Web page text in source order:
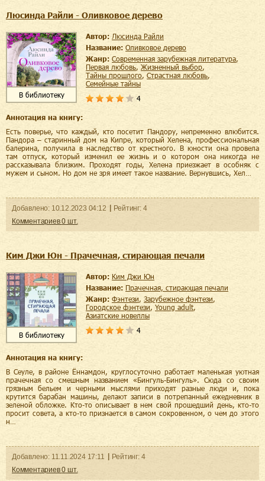
Люсинда Райли - Оливковое дерево
В библиотеку
Автор:
Люсинда Райли
Название:
Оливковое дерево
Жанр:
современная зарубежная литература,
первая любовь, жизненный выбор,
тайны прошлого, страстная любовь,
семейные тайны
4
Аннотация на книгу:
Есть поверье, что каждый, кто посетит Пандору, непременно влюбится.
Пандора – старинный дом на Кипре, который Хелена, профессиональная
балерина, получила в наследство от крестного. В юности она провела
там отпуск, который изменил ее жизнь и о котором она никогда не
рассказывала близким. Проходят годы, Хелена приезжает в особняк с
мужем и сыном. Но дом не зря имеет такое название. Вернувшись, Хел…
Добавленo: 10.12.2023 04:12 Рейтинг: 4
Комментариев0 шт.
Ким Джи Юн - Прачечная, стирающая печали
В библиотеку
Автор:
Ким Джи Юн
Название:
Прачечная, стирающая печали
Жанр:
фэнтези, зарубежное фэнтези,
городское фэнтези, young adult,
азиатские новеллы
4
Аннотация на книгу:
В Сеуле, в районе Ённамдон, круглосуточно работает маленькая уютная
прачечная со смешным названием «Бингуль-Бингуль». Сюда со своим
грязным бельем и черными мыслями приходят разные люди и, пока
крутится барабан машины, делают записи в потрепанный ежедневник в
зеленой обложке. Кто-то описывает в нем свой прошедший день, кто-то
просит совета, а кто-то признается в самом сокровенном, о чем до этого
н…
Добавленo: 11.11.2024 17:11 Рейтинг: 4
Комментариев0 шт.